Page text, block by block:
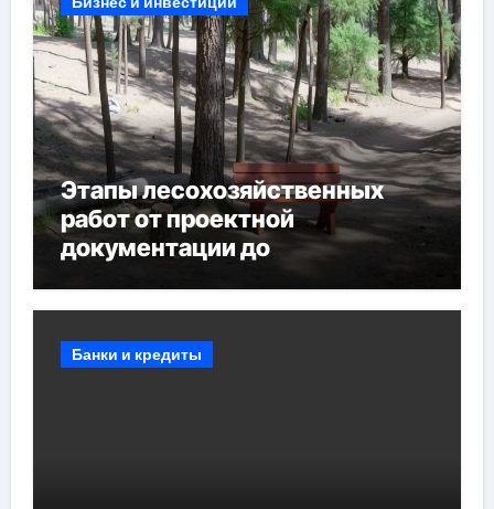
Этапы лесохозяйственных
работ от проектной
документации до
мероприятий и обустройства
Банки и кредиты